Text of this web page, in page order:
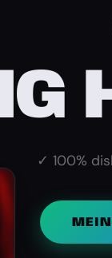
✓ 100%